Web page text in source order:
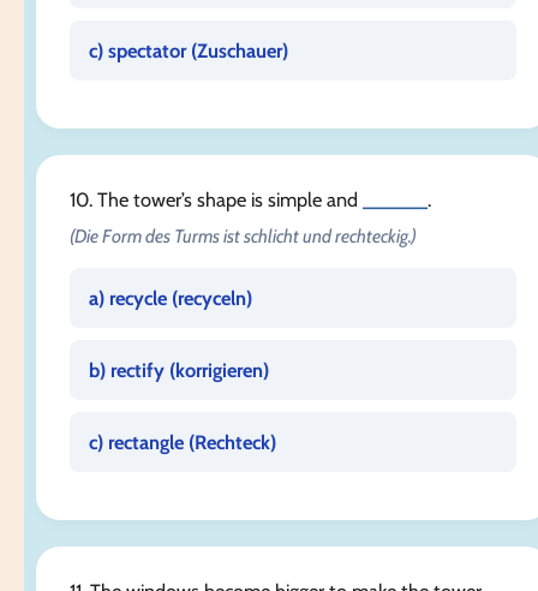
c) spectator (Zuschauer)
10. The tower’s shape is simple and .
(Die Form des Turms ist schlicht und rechteckig.)
a) recycle (recyceln)
b) rectify (korrigieren)
c) rectangle (Rechteck)